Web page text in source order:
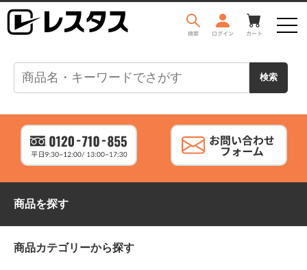
商品を探す
商品カテゴリーから探す